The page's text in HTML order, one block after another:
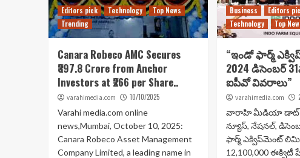
Editors pick Technology
Top News
Trending
Canara Robeco AMC Secures
₹397.8 Crore from Anchor
Investors at ₹266 per Share..
varahimedia.com 10/10/2025
Varahi media.com online
news,Mumbai, October 10, 2025:
Canara Robeco Asset Management
Company Limited, a leading name in
Business Editors
Technology
Top
“ఇండో ఫార్మ్
2024 డిసెంబర్
ఐపీవో వివరాలు”
varahimedia.com
వారాహి మీడియా డాట్
న్యూస్, నేషనల్,
ఫార్మ్ ఎక్విప్‌మెంట్
12,100,000 ఈక్విటీ